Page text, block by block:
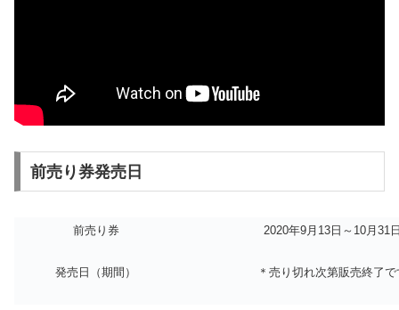
前売り券発売日
前売り券
発売日（期間）
2020年9月13日～10月31
＊売り切れ次第販売終了で